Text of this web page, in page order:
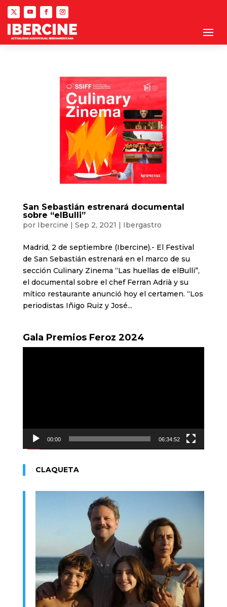
San Sebastián estrenará documental
sobre “elBulli”
por Ibercine | Sep 2, 2021 | Ibergastro
Madrid, 2 de septiembre (Ibercine).- El Festival
de San Sebastián estrenará en el marco de su
sección Culinary Zinema “Las huellas de elBulli”,
el documental sobre el chef Ferran Adrià y su
mítico restaurante anunció hoy el certamen. “Los
periodistas Iñigo Ruiz y José...
Gala Premios Feroz 2024
00:00 06:34:52
CLAQUETA